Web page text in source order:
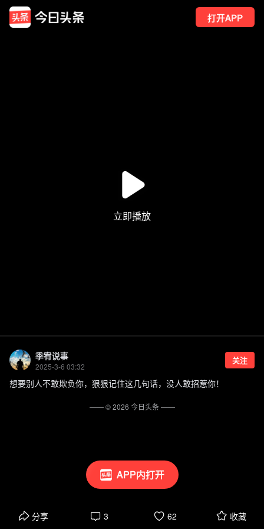
打开APP
APP内打开
季宥说事
2025-3-6 03:32
关注
想要别人不敢欺负你，狠狠记住这几句话，没人敢招惹你！
分享 3 62 收藏
—— ©2026 今日头条——